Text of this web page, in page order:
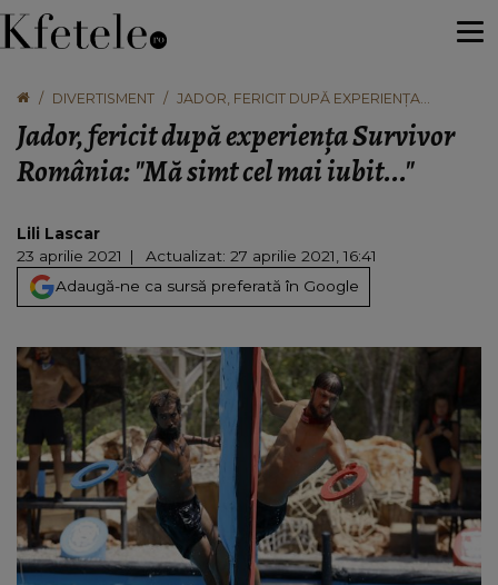
DIVERTISMENT
JADOR, FERICIT DUPĂ EXPERIENŢA
IUBIT..."
Jador, fericit după experienţa Survivor
România: "Mă simt cel mai iubit..."
Lili Lascar
23 aprilie 2021
Actualizat: 27 aprilie 2021, 16:41
Adaugă-ne ca sursă preferată în Google